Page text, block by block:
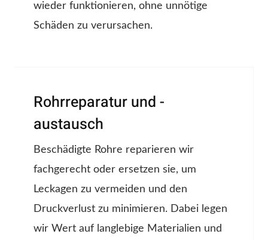
wieder funktionieren, ohne unnötige
Schäden zu verursachen.
Rohrreparatur und -
austausch
Beschädigte Rohre reparieren wir
fachgerecht oder ersetzen sie, um
Leckagen zu vermeiden und den
Druckverlust zu minimieren. Dabei legen
wir Wert auf langlebige Materialien und